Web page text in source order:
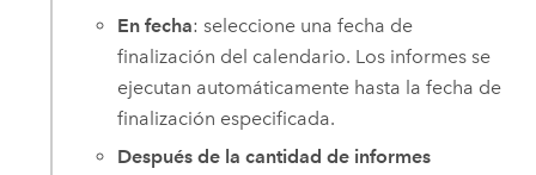
En fecha: seleccione una fecha de
finalización del calendario. Los informes se
ejecutan automáticamente hasta la fecha de
finalización especificada.
Después de la cantidad de informes